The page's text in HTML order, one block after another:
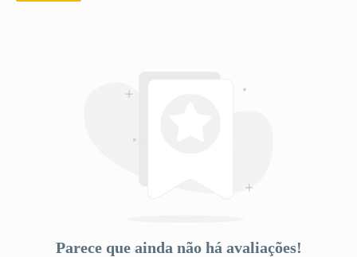
Parece que ainda não há avaliações!